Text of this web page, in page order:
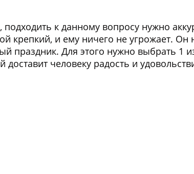
к данному вопросу нужно
и ему ничего не угрожает. Он
праздник. Для этого нужно выбрать 1
человеку радость и